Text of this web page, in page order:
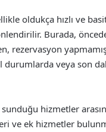
oldukça hızlı ve
Burada,
rezervasyon
veya son
hizmetler
ve ek hizmetler